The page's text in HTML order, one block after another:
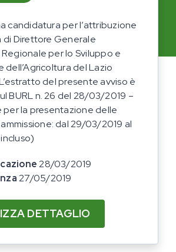
candidatura per l’attribuzione
di Direttore Generale
Regionale per lo Sviluppo e
dell’Agricoltura del Lazio
del presente avviso è
BURL n. 26 del 28/03/2019 –
per la presentazione delle
dal 29/03/2019 al
28/03/2019
27/05/2019
DETTAGLIO